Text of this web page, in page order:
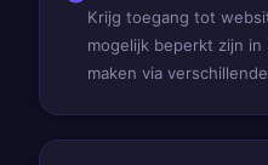
Krijg toegang tot
mogelijk beperkt zijn
maken via